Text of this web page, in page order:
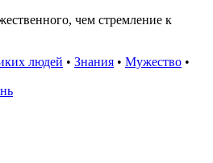
чем стремление к
людей • Знания • Мужество •